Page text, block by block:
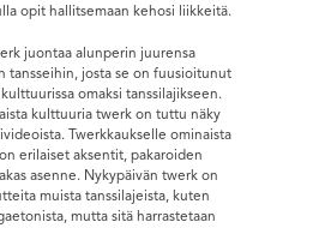
opit hallitsemaan kehosi liikkeitä.
juontaa alunperin juurensa
tansseihin, josta se on fuusioitunut
omaksi tanssilajikseen.
kulttuuria twerk on tuttu näky
Twerkkaukselle ominaista
erilaiset aksentit, pakaroiden
asenne. Nykypäivän twerk on
muista tanssilajeista, kuten
mutta sitä harrastetaan